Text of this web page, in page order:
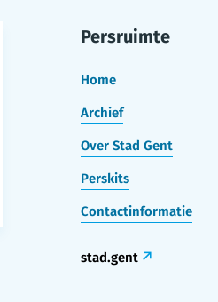
Persruimte
Home
Archief
Over Stad Gent
Perskits
Contactinformatie
stad.gent